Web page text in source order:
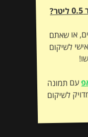
או שאתם
לשיקום
עם תמונה
– ונתאים לכם את הטיפול המדויק לשיקום